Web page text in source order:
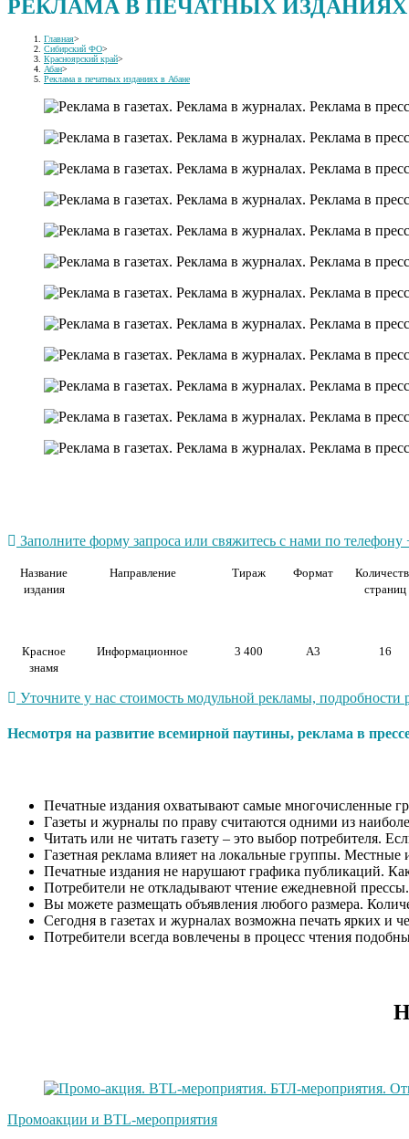
РЕКЛАМА В ПЕЧАТНЫХ ИЗДАНИЯХ
Главная>
Сибирский ФО>
Красноярский край>
Абан>
Реклама в печатных изданиях в Абане
Заполните форму запроса или свяжитесь с нами по
Название
издания
Направление Тираж Формат
страниц
Красное
знамя
Информационное 3 400 А3 16
Уточните у нас стоимость модульной рекламы,
Несмотря на развитие всемирной паутины, реклама в
Печатные издания охватывают самые многочисленные
Газеты и журналы по праву считаются одними из
Читать или не читать газету – это выбор потребителя.
Газетная реклама влияет на локальные группы.
Печатные издания не нарушают графика публикаций. Как
Потребители не откладывают чтение ежедневной прессы.
Вы можете размещать объявления любого размера.
Сегодня в газетах и журналах возможна печать ярких и
Потребители всегда вовлечены в процесс чтения
Промоакции и BTL-мероприятия